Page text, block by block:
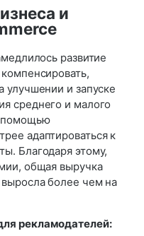
и
развитие
улучшении и запуске
среднего и малого
помощью
адаптироваться к
Благодаря этому,
общая выручка
более чем на
рекламодателей: